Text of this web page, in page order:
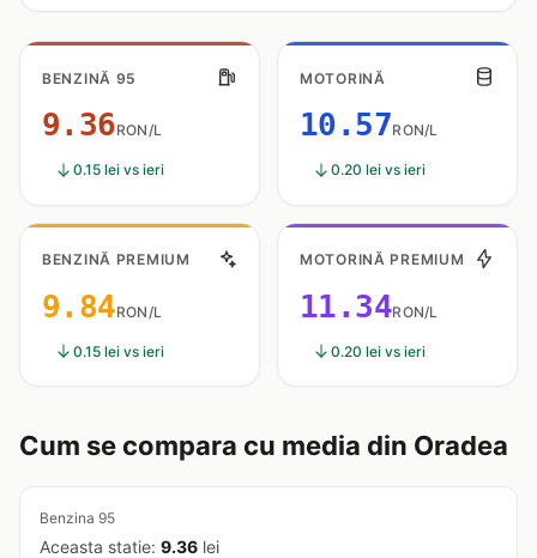
BENZINĂ 95
9.36RON/L
0.15 lei vs ieri
MOTORINĂ
10.57RON/L
0.20 lei vs ieri
BENZINĂ PREMIUM
9.84RON/L
0.15 lei vs ieri
MOTORINĂ PREMIUM
11.34RON/L
0.20 lei vs ieri
Cum se compara cu media din Oradea
Benzina 95
Aceasta statie: 9.36 lei